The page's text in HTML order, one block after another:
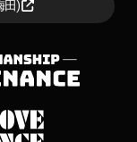
田)